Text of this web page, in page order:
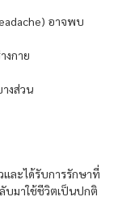
อาจพบ
งกาย
งส่วน
และได้รับการรักษาที่
บมาใช้ชีวิตเป็นปกติ